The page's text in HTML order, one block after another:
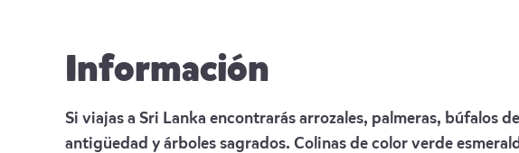
Información
Si viajas a Sri Lanka encontrarás arrozales, palmeras, búfalos
antigüedad y árboles sagrados. Colinas de color verde